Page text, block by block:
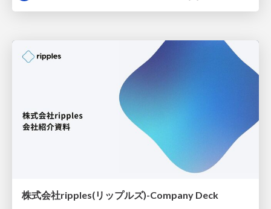
株式会社ripples(リップルズ)-Company Deck